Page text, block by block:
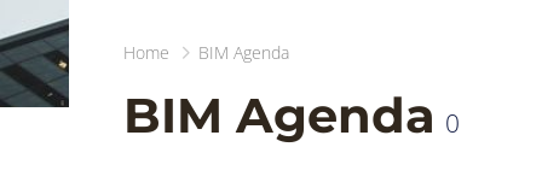
Home BIM Agenda
BIM Agenda 0